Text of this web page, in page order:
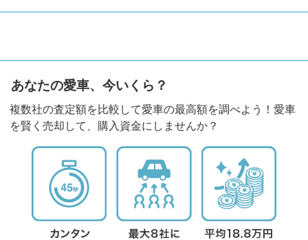
あなたの愛車、今いくら？
複数社の査定額を比較して愛車の最高額を調べよう！愛車
を賢く売却して、購入資金にしませんか？